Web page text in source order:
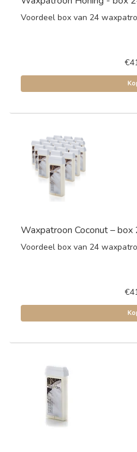
Voordeel box van 24
Waxpatroon Coconut – box
Voordeel box van 24